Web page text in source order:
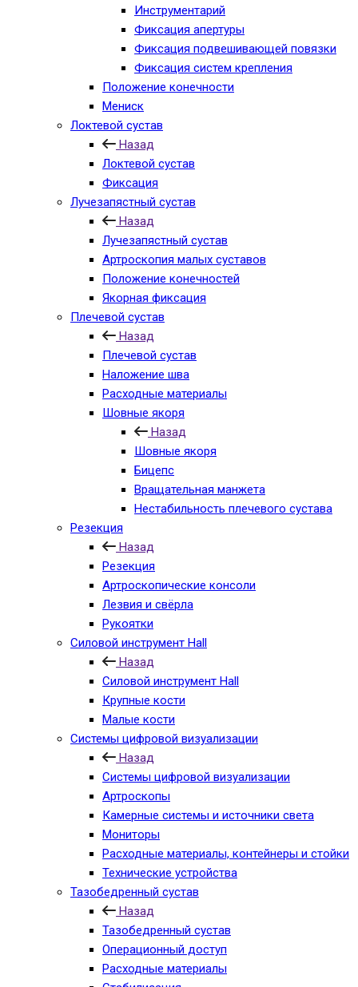
Инструментарий
Фиксация апертуры
Фиксация подвешивающей повязки
Фиксация систем крепления
Положение конечности
Мениск
Локтевой сустав
Назад
Локтевой сустав
Фиксация
Лучезапястный сустав
Назад
Лучезапястный сустав
Артроскопия малых суставов
Положение конечностей
Якорная фиксация
Плечевой сустав
Назад
Плечевой сустав
Наложение шва
Расходные материалы
Шовные якоря
Назад
Шовные якоря
Бицепс
Вращательная манжета
Нестабильность плечевого сустава
Резекция
Назад
Резекция
Артроскопические консоли
Лезвия и свёрла
Рукоятки
Силовой инструмент Hall
Назад
Силовой инструмент Hall
Крупные кости
Малые кости
Системы цифровой визуализации
Назад
Системы цифровой визуализации
Артроскопы
Камерные системы и источники света
Мониторы
Расходные материалы, контейнеры и стойки
Технические устройства
Тазобедренный сустав
Назад
Тазобедренный сустав
Операционный доступ
Расходные материалы